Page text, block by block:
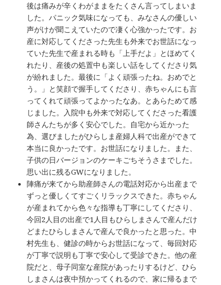
後は痛みが辛くわがままをたくさん言ってしまいま
した。パニック気味になっても、みなさんの優しい
声がけが聞こえていたので凄く心強かったです。お
産に対応してくださった先生も外来でお世話になっ
ていた先生で産まれる時も「上手だよ」とほめてく
れたり、産後の処置中も楽しい話をしてくださり気
が紛れました。最後に「よく頑張ったね。おめでと
う。」と笑顔で握手してくださり、赤ちゃんにも言
ってくれて頑張ってよかったなあ。とあらためて感
じました。入院中も外来で対応してくださった看護
師さんたちが多く安心でした。自宅から近かった
為、選びましたがひらしま産婦人科で出産ができて
本当に良かったです。お世話になりました。また、
子供の日バージョンのケーキごちそうさまでした。
思い出に残るGWになりました。
陣痛が来てから助産師さんの電話対応から出産まで
ずっと優しくてすごくリラックスできた。赤ちゃん
が産まれてから色々な指導も丁寧にしてくださり、
今回2人目の出産で1人目もひらしまさんで産んだけ
どまたひらしまさんで産んで良かったと思った。中
村先生も、健診の時からお世話になって、毎回対応
が丁寧で説明も丁寧で安心して受診できた。他の産
院だと、母子同室な産院があったりするけど、ひら
しまさんは夜中預かってくれるので、家に帰るまで